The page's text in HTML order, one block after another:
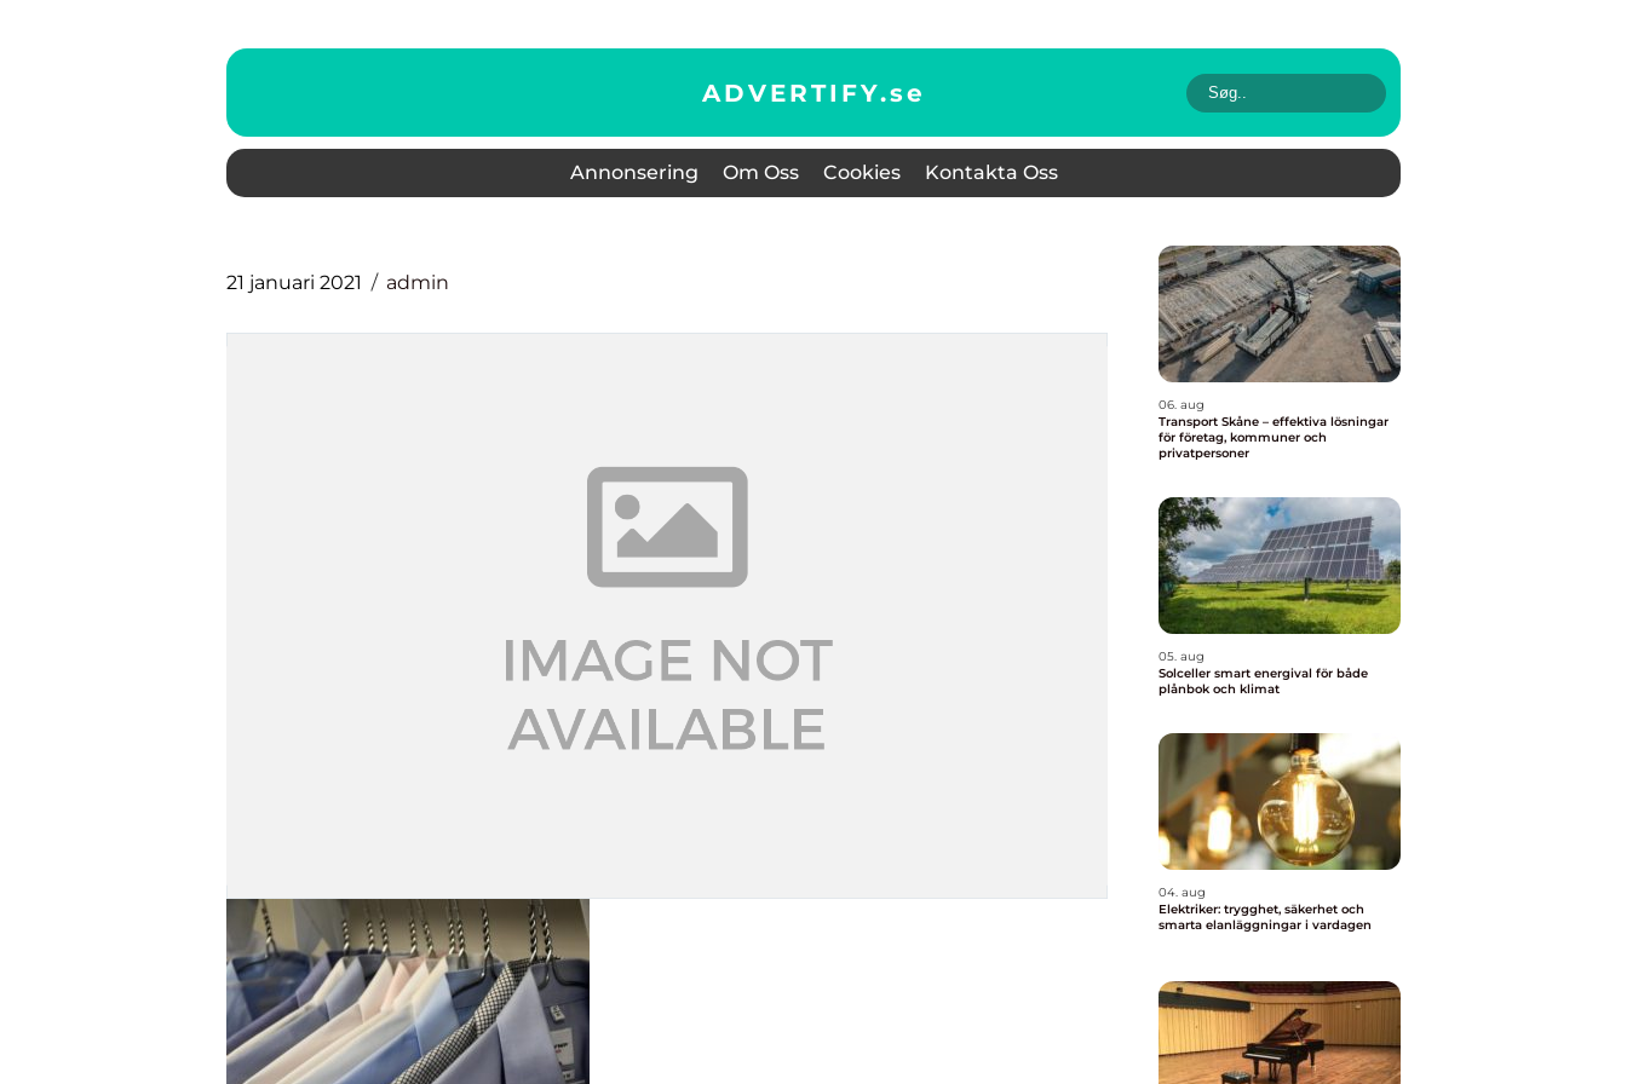
ADVERTIFY.se
Annonsering Om Oss Cookies Kontakta Oss
21 januari 2021 admin
06. aug
Transport Skåne – effektiva lösningar
för företag, kommuner och
privatpersoner
05. aug
Solceller smart energival för både
plånbok och klimat
04. aug
Elektriker: trygghet, säkerhet och
smarta elanläggningar i vardagen